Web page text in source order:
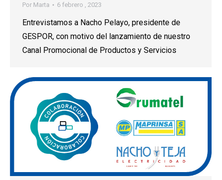
Por Marta 6 febrero , 2023
Entrevistamos a Nacho Pelayo, presidente de
GESPOR, con motivo del lanzamiento de nuestro
Canal Promocional de Productos y Servicios